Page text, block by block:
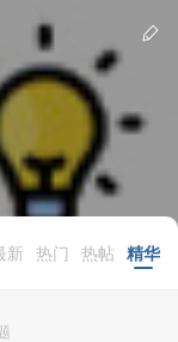
新 热门 热帖 精华